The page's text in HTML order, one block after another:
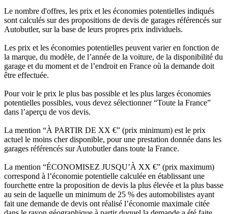
Le nombre d'offres, les prix et les économies potentielles indiqués
sont calculés sur des propositions de devis de garages référencés sur
Autobutler, sur la base de leurs propres prix individuels.
Les prix et les économies potentielles peuvent varier en fonction de
la marque, du modèle, de l’année de la voiture, de la disponibilité du
garage et du moment et de l’endroit en France où la demande doit
être effectuée.
Pour voir le prix le plus bas possible et les plus larges économies
potentielles possibles, vous devez sélectionner “Toute la France”
dans l’aperçu de vos devis.
La mention “À PARTIR DE XX €” (prix minimum) est le prix
actuel le moins cher disponible, pour une prestation donnée dans les
garages référencés sur Autobutler dans toute la France.
La mention “ÉCONOMISEZ JUSQU’À XX €” (prix maximum)
correspond à l’économie potentielle calculée en établissant une
fourchette entre la proposition de devis la plus élevée et la plus basse
au sein de laquelle un minimum de 25 % des automobilistes ayant
fait une demande de devis ont réalisé l’économie maximale citée